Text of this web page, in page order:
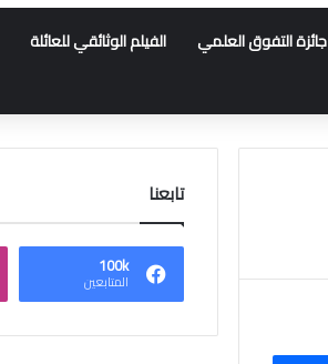
جائزة التفوق العلمي الفيلم الوثائقي للعائلة
تابعنا
100k
المتابعين